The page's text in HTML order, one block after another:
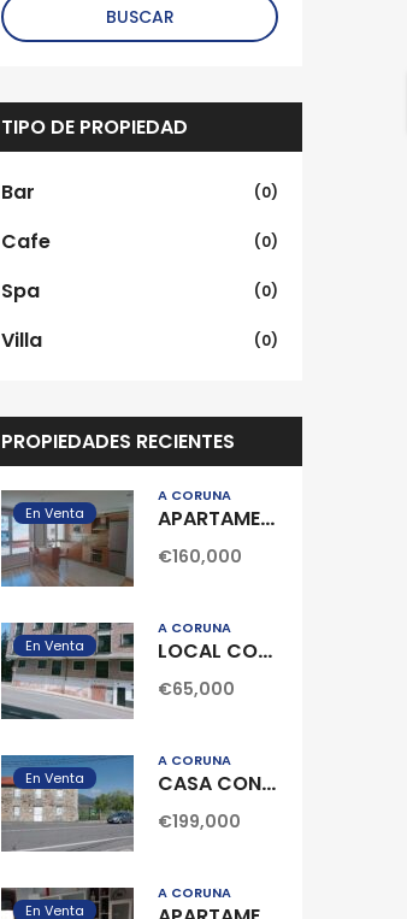
BUSCAR
TIPO DE PROPIEDAD
Bar (0)
Cafe (0)
Spa (0)
Villa (0)
PROPIEDADES RECIENTES
En Venta
A CORUÑA
APARTAMENTO CENTRICO EN POBRA DO CARAMIÑAL
€160,000
En Venta
A CORUÑA
LOCAL COMERCIAL SIN ACONDICIONAR EN RIBEIRA
€65,000
En Venta
A CORUÑA
CASA CON FINCA EN POBRA DO CARAMIÑAL
€199,000
En Venta
A CORUÑA